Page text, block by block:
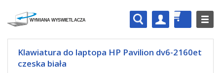
Klawiatura do laptopa HP Pavilion dv6-2160et
czeska biała